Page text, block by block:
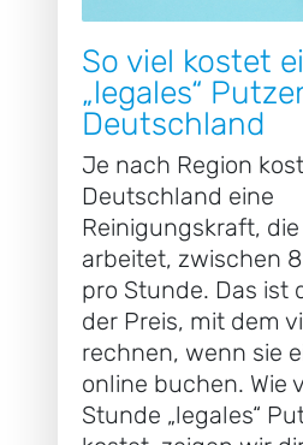
So viel kostet
„legales“
Deutschland
Je nach Region
Deutschland eine
Reinigungskraft,
arbeitet, zwischen
pro Stunde. Das ist
der Preis, mit dem
rechnen, wenn sie
online buchen. Wie
Stunde „legales“